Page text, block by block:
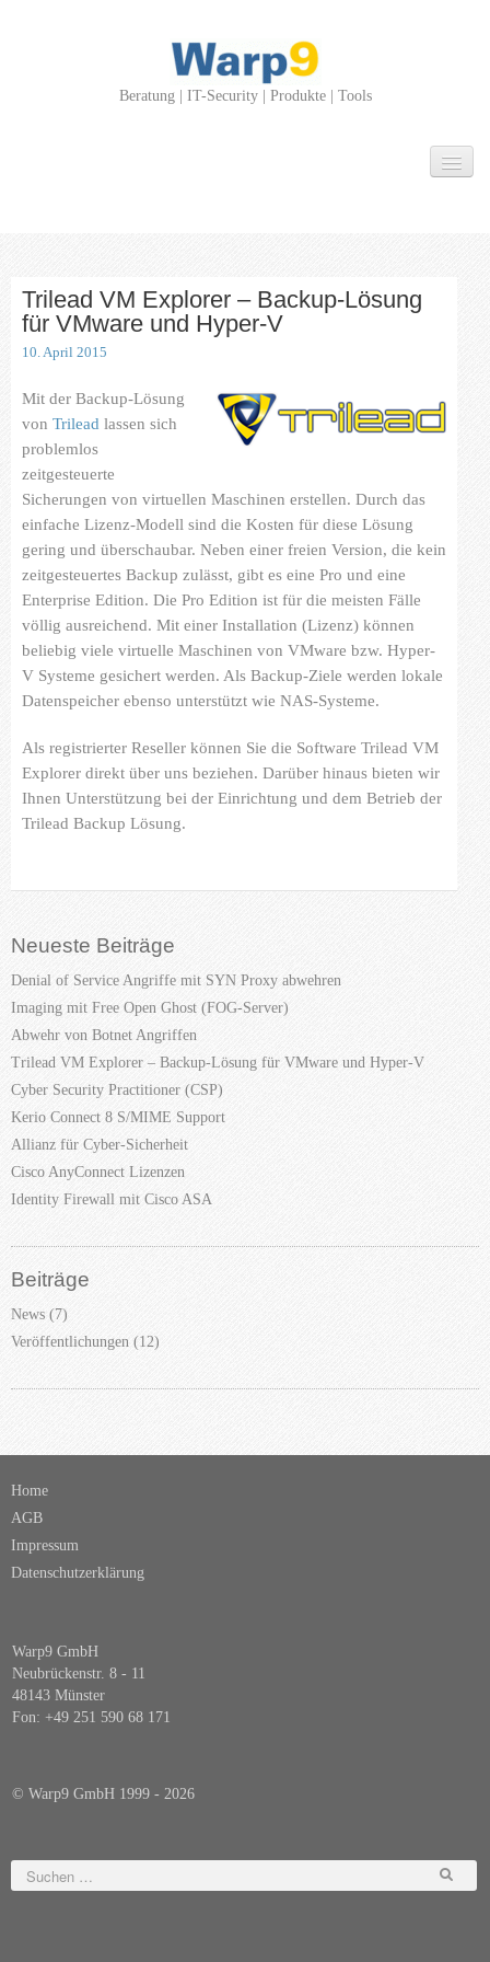
Beratung | IT-Security | Produkte | Tools
IT-Security
Produkte
Projekte
News
Referenzen
Partner
Trilead VM Explorer – Backup-Lösung
für VMware und Hyper-V
10. April 2015
Mit der Backup-Lösung
von Trilead lassen sich
problemlos
zeitgesteuerte
Sicherungen von virtuellen Maschinen erstellen. Durch das
einfache Lizenz-Modell sind die Kosten für diese Lösung
gering und überschaubar. Neben einer freien Version, die kein
zeitgesteuertes Backup zulässt, gibt es eine Pro und eine
Enterprise Edition. Die Pro Edition ist für die meisten Fälle
völlig ausreichend. Mit einer Installation (Lizenz) können
beliebig viele virtuelle Maschinen von VMware bzw. Hyper-
V Systeme gesichert werden. Als Backup-Ziele werden lokale
Datenspeicher ebenso unterstützt wie NAS-Systeme.
Als registrierter Reseller können Sie die Software Trilead VM
Explorer direkt über uns beziehen. Darüber hinaus bieten wir
Ihnen Unterstützung bei der Einrichtung und dem Betrieb der
Trilead Backup Lösung.
Neueste Beiträge
Denial of Service Angriffe mit SYN Proxy abwehren
Imaging mit Free Open Ghost (FOG-Server)
Abwehr von Botnet Angriffen
Trilead VM Explorer – Backup-Lösung für VMware und Hyper-V
Cyber Security Practitioner (CSP)
Kerio Connect 8 S/MIME Support
Allianz für Cyber-Sicherheit
Cisco AnyConnect Lizenzen
Identity Firewall mit Cisco ASA
Beiträge
News (7)
Veröffentlichungen (12)
Home
AGB
Impressum
Datenschutzerklärung
Warp9 GmbH
Neubrückenstr. 8 - 11
48143 Münster
Fon: +49 251 590 68 171
© Warp9 GmbH 1999 - 2026